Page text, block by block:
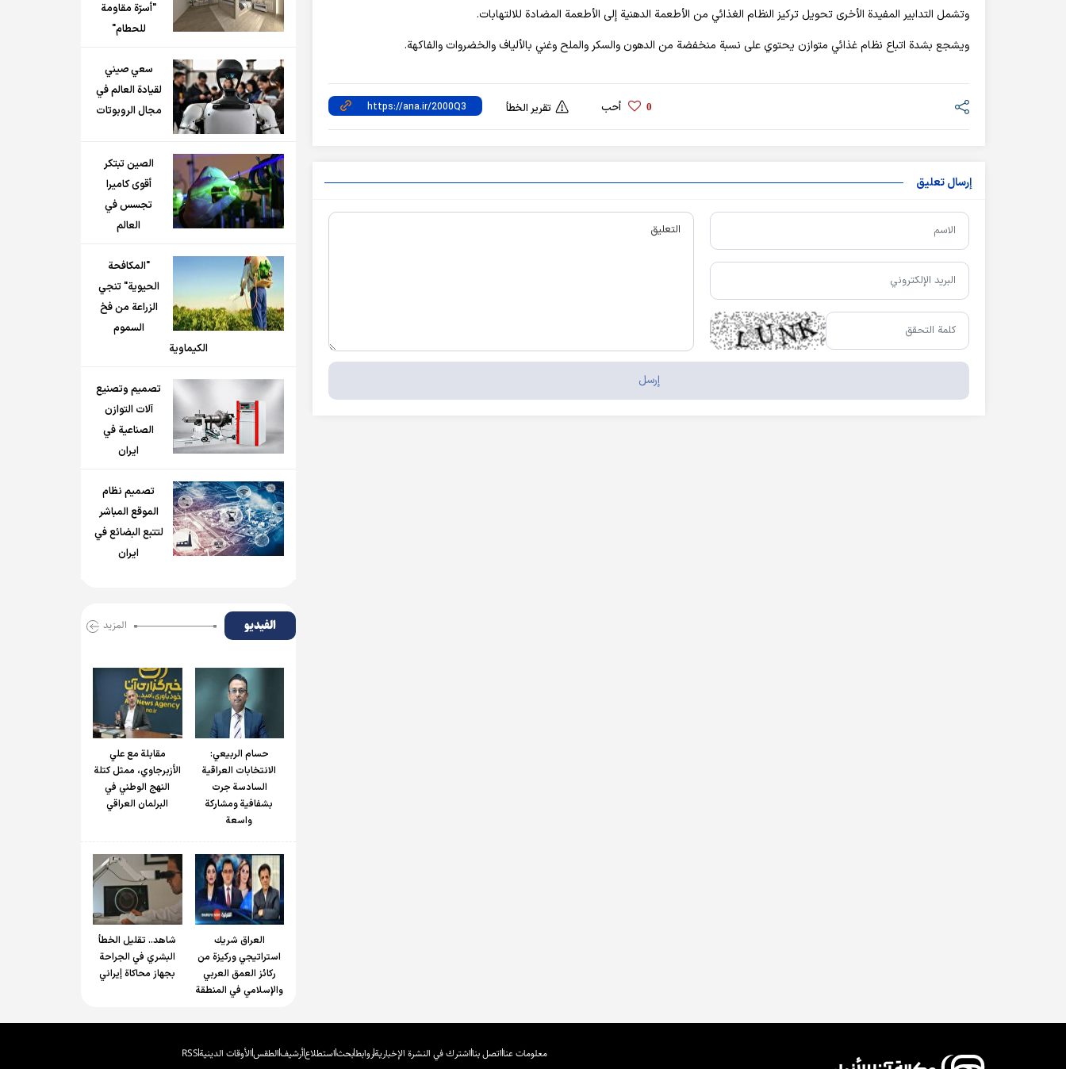
وتشمل التدابير المفيدة الأخرى تحويل تركيز النظام الغذائي من الأطعمة الدهنية إلى الأطعمة المضادة للالتهابات.
ويشجع بشدة اتباع نظام غذائي متوازن يحتوي على نسبة منخفضة من الدهون والسكر والملح وغني بالألياف والخضروات والفاكهة.
0 أحب تقرير الخطأ
إرسال تعليق
"أسرّة مقاومة
للحطام"
سعي صيني
لقيادة العالم في
مجال الروبوتات
الصين تبتكر
أقوى كاميرا
تجسس في
العالم
"المكافحة
الحيوية" تنجي
الزراعة من فخ
السموم
الكيماوية
تصميم وتصنيع
آلات التوازن
الصناعية في
ايران
تصميم نظام
الموقع المباشر
لتتبع البضائع في
ايران
الفیدیو المزید
حسام الربیعي:
الانتخابات العراقية
السادسة جرت
بشفافية ومشاركة
واسعة
مقابلة مع علي
الأزبرجاوي، ممثل كتلة
النهج الوطني في
البرلمان العراقي
العراق شريك
استراتيجي وركيزة من
ركائز العمق العربي
والإسلامي في المنطقة
شاهد.. تقليل الخطأ
البشري في الجراحة
بجهاز محاكاة إيراني
معلومات عنااتصل بنااشترك في النشرة الإخباريةروابطبحثاستطلاعأرشيفالطقسالأوقات الدينيةRSS